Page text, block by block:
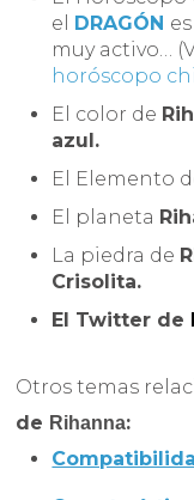
el DRAGÓN
muy activo…
horóscopo
El color de
azul.
El Elemento
El planeta
La piedra de
Crisolita.
El Twitter de
Otros temas
de Rihanna: